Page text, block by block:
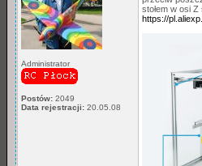
Administrator
Postów: 2049
Data rejestracji: 20.05.08
stołem w osi
https://